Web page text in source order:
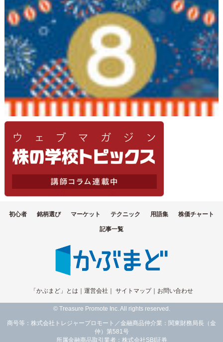
初心者 銘柄選び マーケット テクニック 用語集 株価チャート
記事一覧
「かぶまど」とは ｜ 運営会社 ｜ サイトマップ｜ お問い合わせ
© Treasure Promote Inc. All rights reserved.
商号等：株式会社トレジャープロモート／金融商品仲介業：関東財務局長（金
仲）第581号
所属金融商品取引業者：株式会社SBI証券